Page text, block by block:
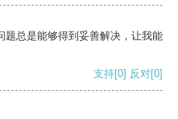
题总是能够得到妥善解决，让我能
支持[0] 反对[0]